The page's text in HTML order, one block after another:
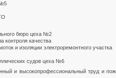
бюро цеха №2
контроля качества
и изоляции электроремонтного участка
судов цеха №6
и высокопрофессиональный труд и